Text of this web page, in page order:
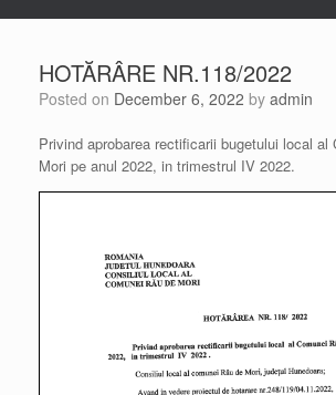
HOTĂRÂRE NR.118/2022
Posted on December 6, 2022 by admin
Privind aprobarea rectificarii bugetului local al
Mori pe anul 2022, in trimestrul IV 2022.